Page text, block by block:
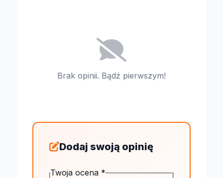
Brak opinii. Bądź pierwszym!
Dodaj swoją opinię
Twoja ocena *